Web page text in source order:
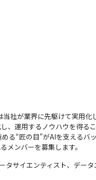
社が業界に先駆けて実用化
、運用するノウハウを得るこ
“匠の目”がAIを支えるバ
メンバーを募集します。
サイエンティスト、デー